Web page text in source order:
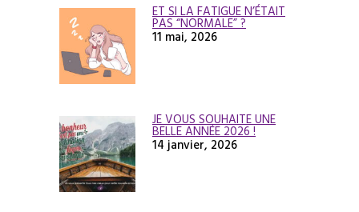
ET SI LA FATIGUE N’ÉTAIT
PAS “NORMALE” ?
11 mai, 2026
JE VOUS SOUHAITE UNE
BELLE ANNÉE 2026 !
14 janvier, 2026